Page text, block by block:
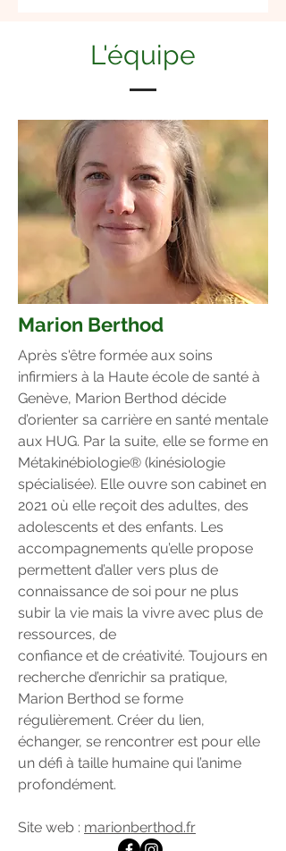
L'équipe
Marion Berthod
Après s'être formée aux soins
infirmiers à la Haute école de santé à
Genève, Marion Berthod décide
d’orienter sa carrière en santé mentale
aux HUG. Par la suite, elle se forme en
Métakinébiologie® (kinésiologie
spécialisée). Elle ouvre son cabinet en
2021 où elle reçoit des adultes, des
adolescents et des enfants. Les
accompagnements qu’elle propose
permettent d’aller vers plus de
connaissance de soi pour ne plus
subir la vie mais la vivre avec plus de
ressources, de
confiance et de créativité. Toujours en
recherche d’enrichir sa pratique,
Marion Berthod se forme
régulièrement. Créer du lien,
échanger, se rencontrer est pour elle
un défi à taille humaine qui l’anime
profondément.
Site web : marionberthod.fr